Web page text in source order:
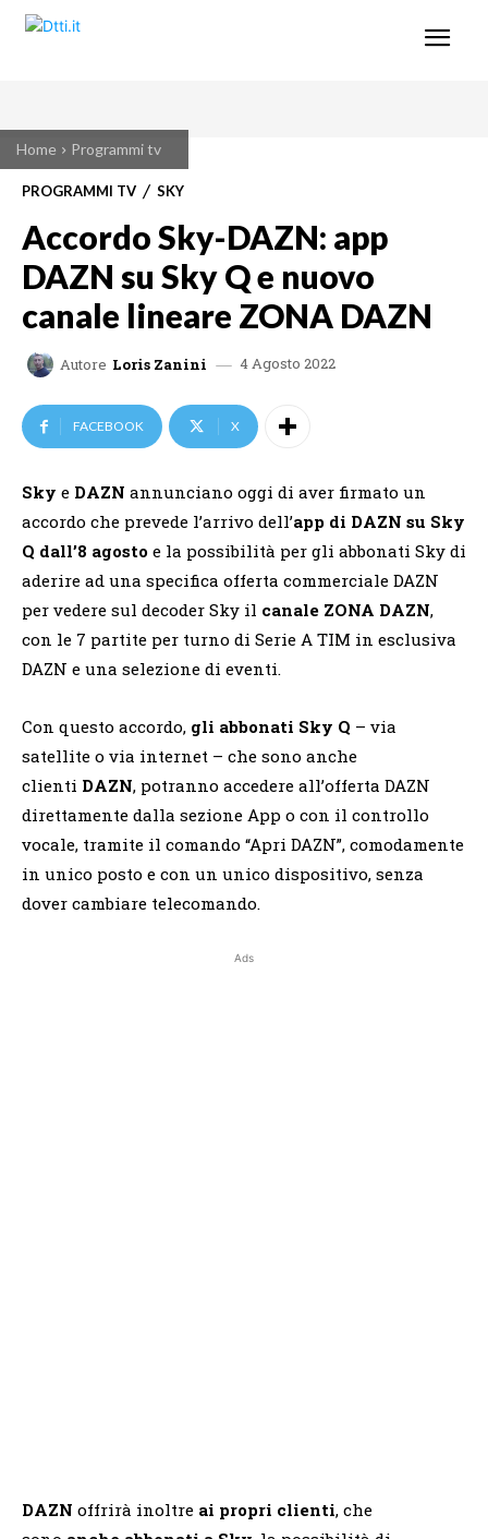
Home Programmi tv
PROGRAMMI TV SKY
Accordo Sky-DAZN: app
DAZN su Sky Q e nuovo
canale lineare ZONA DAZN
Autore Loris Zanini 4 Agosto 2022
FACEBOOK X
Sky e DAZN annunciano oggi di aver firmato un
accordo che prevede l’arrivo dell’app di DAZN su Sky
Q dall’8 agosto e la possibilità per gli abbonati Sky di
aderire ad una specifica offerta commerciale DAZN
per vedere sul decoder Sky il canale ZONA DAZN,
con le 7 partite per turno di Serie A TIM in esclusiva
DAZN e una selezione di eventi.
Con questo accordo, gli abbonati Sky Q – via
satellite o via internet – che sono anche
clienti DAZN, potranno accedere all’offerta DAZN
direttamente dalla sezione App o con il controllo
vocale, tramite il comando “Apri DAZN”, comodamente
in unico posto e con un unico dispositivo, senza
dover cambiare telecomando.
Ads
DAZN offrirà inoltre ai propri clienti, che